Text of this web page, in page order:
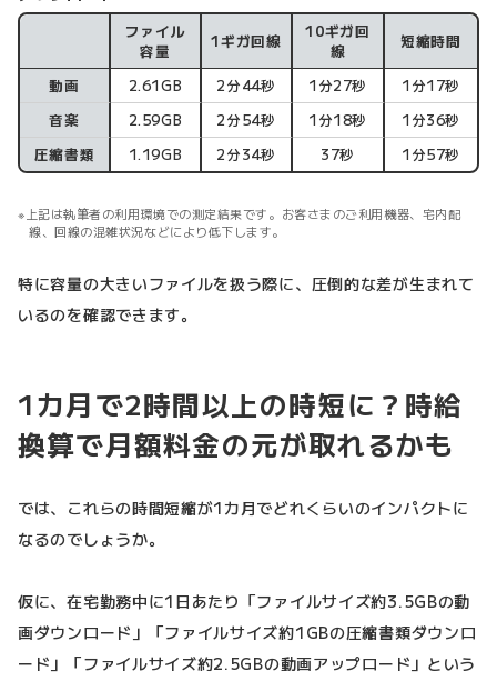
アップロード
ファイル
容量
1ギガ回線
10ギガ回
線
短縮時間
動画 2.61GB 2分44秒 1分27秒
1分17秒
音楽
2.59GB 2分54秒 1分18秒
1分36秒
圧縮書類
1.19GB 2分34秒 37秒 1分57秒
上記は執筆者の利用環境での測定結果です。お客さまのご利用機器、宅内配
線、回線の混雑状況などにより低下します。
特に容量の大きいファイルを扱う際に、圧倒的な差が生まれて
いるのを確認できます。
1カ月で2時間以上の時短に？時給
換算で月額料金の元が取れるかも
では、これらの時間短縮が1カ月でどれくらいのインパクトに
なるのでしょうか。
仮に、在宅勤務中に1日あたり「ファイルサイズ約3.5GBの動
画ダウンロード」「ファイルサイズ約1GBの圧縮書類ダウンロ
ード」「ファイルサイズ約2.5GBの動画アップロード」という